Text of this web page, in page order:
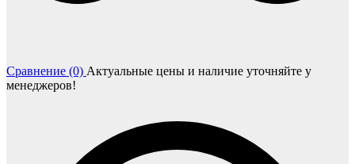
Сравнение (0) Актуальные цены и наличие уточняйте у
менеджеров!